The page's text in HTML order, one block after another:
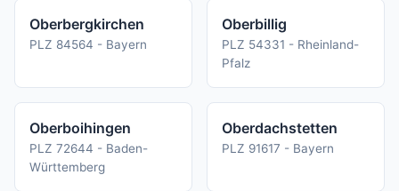
Oberbergkirchen
PLZ 84564 - Bayern
Oberbillig
PLZ 54331 - Rheinland-
Pfalz
Oberboihingen
PLZ 72644 - Baden-
Württemberg
Oberdachstetten
PLZ 91617 - Bayern